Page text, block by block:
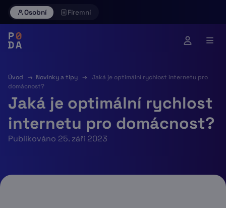
Skip
Osobní Firemní
Úvod → Novinky a tipy →
Jaká je optimální rychlost internetu pro
domácnost?
Jaká je optimální rychlost
internetu pro domácnost?
Publikováno 25. září 2023